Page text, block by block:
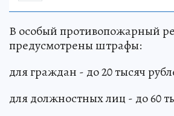
В особый противопожарный
предусмотрены штрафы:
для граждан - до 20 тысяч
для должностных лиц - до 60